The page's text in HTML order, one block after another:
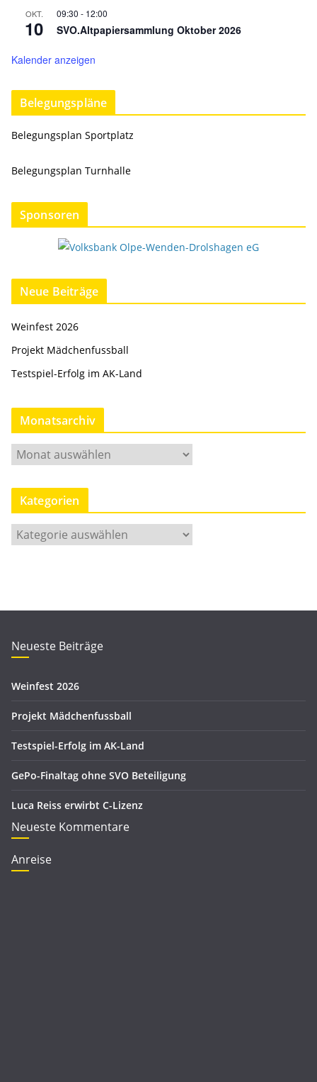
OKT.
10
09:30 - 12:00
SVO.Altpapiersammlung Oktober 2026
Kalender anzeigen
Belegungspläne
Belegungsplan Sportplatz
Belegungsplan Turnhalle
Sponsoren
Neue Beiträge
Weinfest 2026
Projekt Mädchenfussball
Testspiel-Erfolg im AK-Land
Monatsarchiv
M
o
n
t
h
v
Kategorien
a
r
i
n
Neueste Beiträge
Weinfest 2026
Projekt Mädchenfussball
Testspiel-Erfolg im AK-Land
GePo-Finaltag ohne SVO Beteiligung
Luca Reiss erwirbt C-Lizenz
Neueste Kommentare
Anreise